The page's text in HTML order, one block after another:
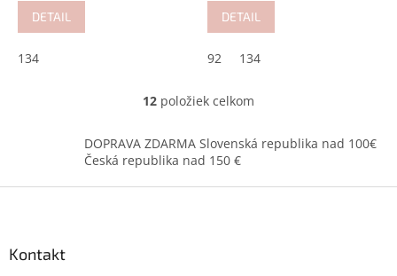
DETAIL
134
DETAIL
92 134
O
l
á
a
12 položiek celkom
DOPRAVA ZDARMA Slovenská republika nad 100€
Česká republika nad 150 €
Kontakt